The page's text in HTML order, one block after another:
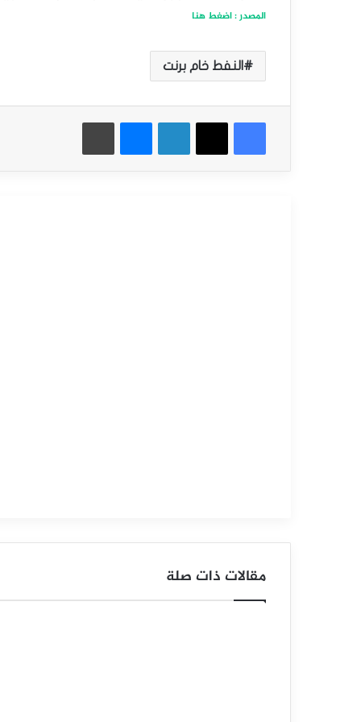
المصدر : اضغط هنا
النفط خام برنت
فيسبوك
‫X لينكدإن ماسنجر طباعة
ف
ط
خ
مقالات ذات صلة